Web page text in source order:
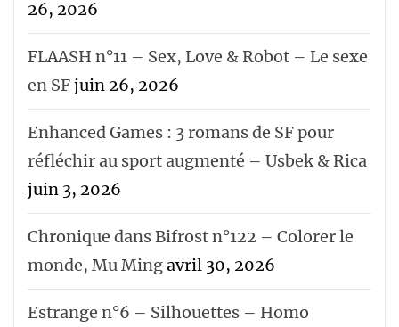
26, 2026
FLAASH n°11 – Sex, Love & Robot – Le sexe
en SFjuin 26, 2026
Enhanced Games : 3 romans de SF pour
réfléchir au sport augmenté – Usbek & Rica
juin 3, 2026
Chronique dans Bifrost n°122 – Colorer le
monde, Mu Mingavril 30, 2026
Estrange n°6 – Silhouettes – Homo